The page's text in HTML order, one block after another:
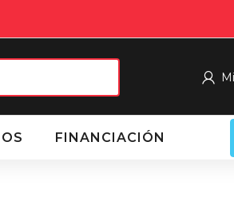
FINANCIACIÓN